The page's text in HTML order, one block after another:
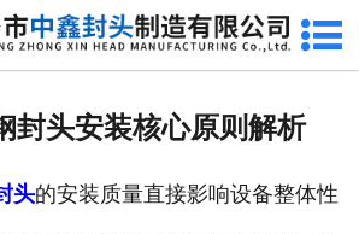
网站首页
封头安装核心原则解析
头的安装质量直接影响设备整体性